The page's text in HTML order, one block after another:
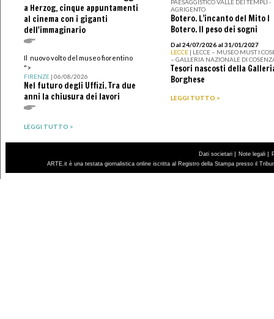
a Herzog, cinque appuntamenti
al cinema con i giganti
dell'immaginario
Il nuovo volto del museo fiorentino
">
FIRENZE| 06/08/2026
Nel futuro degli Uffizi. Tra due
anni la chiusura dei lavori
LEGGI TUTTO >
PAESAGGISTICO VALLE DEI TEMPLI -
AGRIGENTO
Botero. L’incanto del Mito I
Botero. Il peso dei sogni
Dal 24/07/2026 al 31/01/2027
LECCE | LECCE – MUSEO MUST I
– GALLERIA NAZIONALE DI
Tesori nascosti della
Borghese
LEGGI TUTTO >
Dati societari | Note legali |
ARTE.it è una testata giornalistica online iscritta al Registro della Stampa presso il